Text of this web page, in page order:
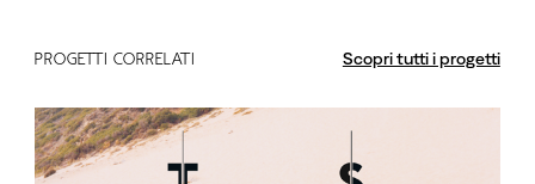
PROGETTI CORRELATI Scopri tutti i progetti